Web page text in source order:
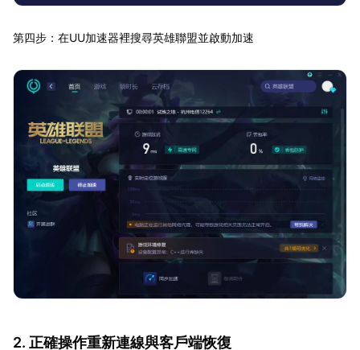
第四步：在UU加速器裡搜尋英雄聯盟並啟動加速
2. 正確操作重新連線與客戶端恢復